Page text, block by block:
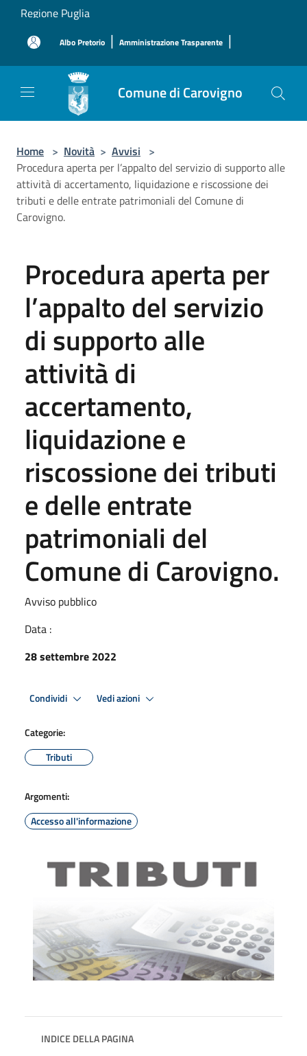
Salta al contenuto principale
Regione Puglia
Albo Pretorio | Amministrazione Trasparente |
Comune di Carovigno
Home > Novità > Avvisi >
Procedura aperta per l’appalto del servizio di supporto alle
attività di accertamento, liquidazione e riscossione dei
tributi e delle entrate patrimoniali del Comune di
Carovigno.
Procedura aperta per
l’appalto del servizio
di supporto alle
attività di
accertamento,
liquidazione e
riscossione dei tributi
e delle entrate
patrimoniali del
Comune di Carovigno.
Avviso pubblico
Data :
28 settembre 2022
Condividi Vedi azioni
Categorie:
Tributi
Argomenti:
Accesso all'informazione
INDICE DELLA PAGINA